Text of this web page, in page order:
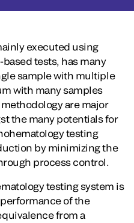
executed using
tests, has many
sample with multiple
with many samples
are major
the many potentials for
testing
by minimizing the
process control.
testing system is
of the
from a